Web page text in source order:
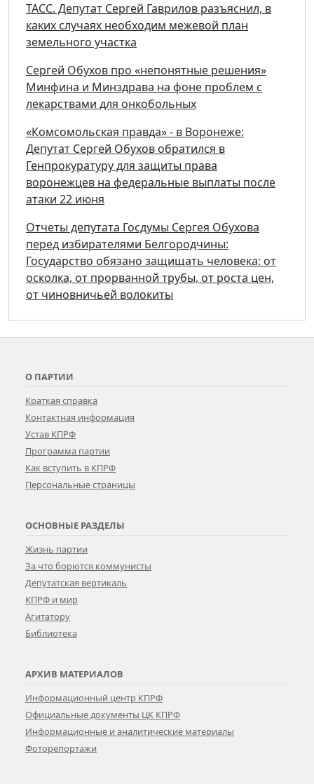
ТАСС. Депутат Сергей Гаврилов разъяснил, в
каких случаях необходим межевой план
земельного участка
Сергей Обухов про «непонятные решения»
Минфина и Минздрава на фоне проблем с
лекарствами для онкобольных
«Комсомольская правда» - в Воронеже:
Депутат Сергей Обухов обратился в
Генпрокуратуру для защиты права
воронежцев на федеральные выплаты после
атаки 22 июня
Отчеты депутата Госдумы Сергея Обухова
перед избирателями Белгородчины:
Государство обязано защищать человека: от
осколка, от прорванной трубы, от роста цен,
от чиновничьей волокиты
О ПАРТИИ
Краткая справка
Контактная информация
Устав КПРФ
Программа партии
Как вступить в КПРФ
Персональные страницы
ОСНОВНЫЕ РАЗДЕЛЫ
Жизнь партии
За что борются коммунисты
Депутатская вертикаль
КПРФ и мир
Агитатору
Библиотека
АРХИВ МАТЕРИАЛОВ
Информационный центр КПРФ
Официальные документы ЦК КПРФ
Информационные и аналитические материалы
Фоторепортажи